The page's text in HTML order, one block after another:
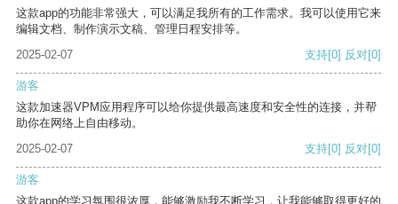
这款app的功能非常强大，可以满足我所有的工作需求。我可以使用它来
编辑文档、制作演示文稿、管理日程安排等。
2025-02-07
支持[0] 反对[0]
游客
这款加速器VPM应用程序可以给你提供最高速度和安全性的连接，并帮
助你在网络上自由移动。
2025-02-07
支持[0] 反对[0]
游客
这款app的学习氛围很浓厚，能够激励我不断学习，让我能够取得更好的